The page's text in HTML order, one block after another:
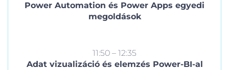
Power Automation és Power Apps egyedi
megoldások
11:50 – 12:35
Adat vizualizáció és elemzés Power-BI-al